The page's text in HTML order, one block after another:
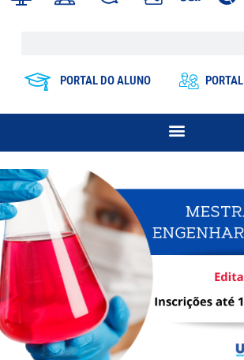
PORTAL DO ALUNO